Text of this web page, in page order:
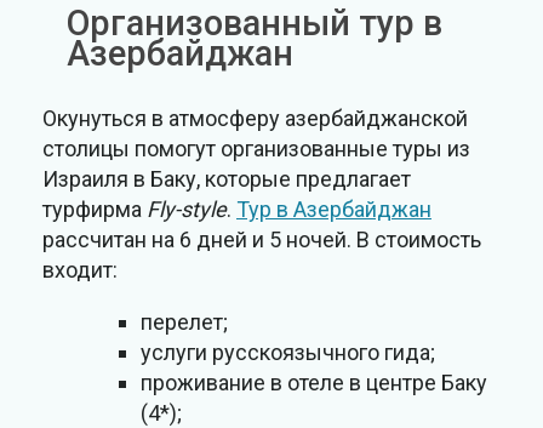
Организованный тур в
Азербайджан
Окунуться в атмосферу азербайджанской
столицы помогут организованные туры из
Израиля в Баку, которые предлагает
турфирма Fly-style. Тур в Азербайджан
рассчитан на 6 дней и 5 ночей. В стоимость
входит:
перелет;
услуги русскоязычного гида;
проживание в отеле в центре Баку
(4*);